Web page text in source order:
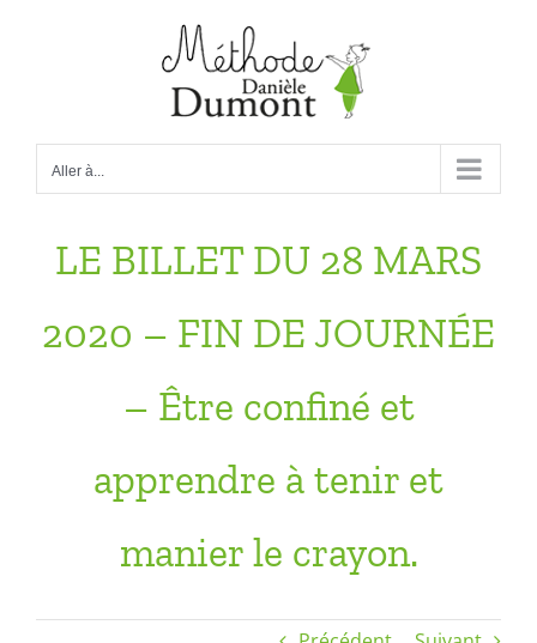
Aller à...
LE BILLET DU 28 MARS
2020 – FIN DE JOURNÉE
– Être confiné et
apprendre à tenir et
manier le crayon.